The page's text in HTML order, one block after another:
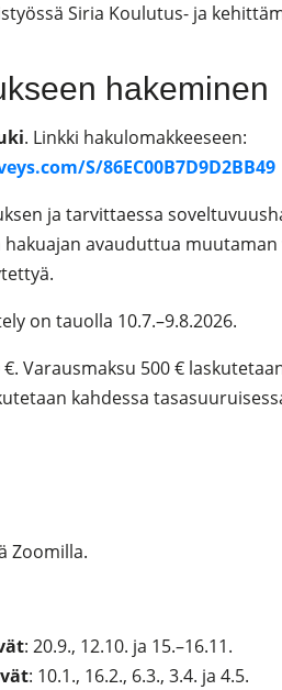
Siria Koulutus- ja
hakeminen
. Linkki hakulomakkeeseen:
S/86EC00B7D9D2BB49
ja tarvittaessa
avauduttua
on tauolla 10.7.–9.8.2026.
Varausmaksu 500 €
kahdessa
Zoomilla.
: 20.9., 12.10. ja 15.–16.11.
: 10.1., 16.2., 6.3., 3.4. ja 4.5.